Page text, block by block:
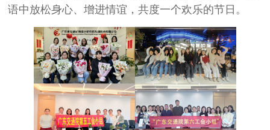
语中放松身心、增进情谊，共度一个欢乐的节日。